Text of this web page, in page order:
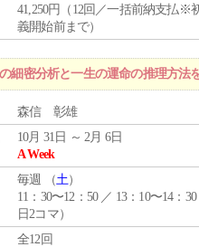
41,250円（12回／一括前納支払※
義開始前まで）
細密分析と一生の運命の推理方法
森信 彰雄
10月 31日 ～ 2月 6日
A Week
毎週 （土）
11：30〜12：50 ／ 13：10〜14：
日2コマ）
全12回